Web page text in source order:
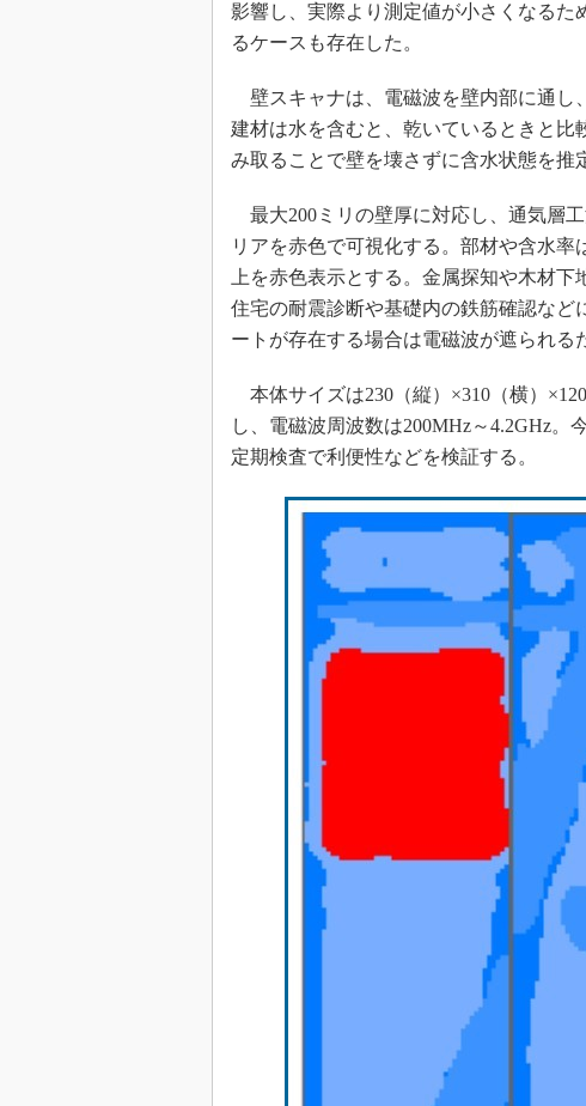
影響し、実際より測定値が小さくなる
るケースも存在した。
壁スキャナは、電磁波を壁内部に通し
建材は水を含むと、乾いているときと
み取ることで壁を壊さずに含水状態を推
最大200ミリの壁厚に対応し、通気層
リアを赤色で可視化する。部材や含水
上を赤色表示とする。金属探知や木材
住宅の耐震診断や基礎内の鉄筋確認な
ートが存在する場合は電磁波が遮られる
本体サイズは230（縦）×310（横）
し、電磁波周波数は200MHz～4.2GHz
定期検査で利便性などを検証する。